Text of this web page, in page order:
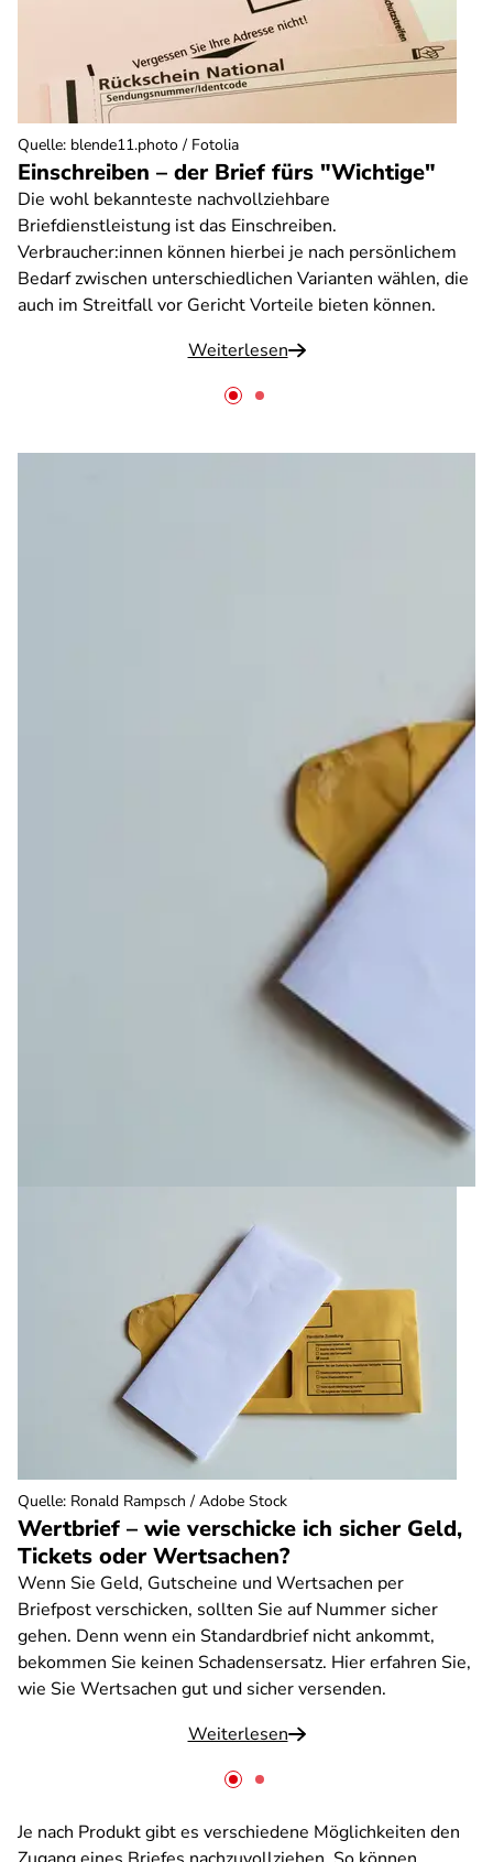
Einschreiben – der Brief fürs "Wichtige"
Die wohl bekannteste nachvollziehbare
Briefdienstleistung ist das Einschreiben.
Verbraucher:innen können hierbei je nach persönlichem
Bedarf zwischen unterschiedlichen Varianten wählen, die
auch im Streitfall vor Gericht Vorteile bieten können.
Weiterlesen
Quelle: blende11.photo / Fotolia
Wertbrief – wie verschicke ich sicher Geld,
Tickets oder Wertsachen?
Wenn Sie Geld, Gutscheine und Wertsachen per
Briefpost verschicken, sollten Sie auf Nummer sicher
gehen. Denn wenn ein Standardbrief nicht ankommt,
bekommen Sie keinen Schadensersatz. Hier erfahren Sie,
wie Sie Wertsachen gut und sicher versenden.
Weiterlesen
Quelle: Ronald Rampsch / Adobe Stock
Je nach Produkt gibt es verschiedene Möglichkeiten den